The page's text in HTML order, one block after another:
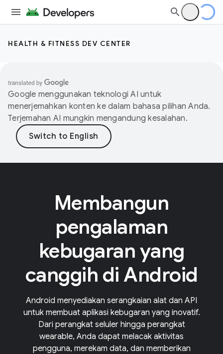
HEALTH & FITNESS DEV CENTER
Google menggunakan teknologi AI untuk
menerjemahkan konten ke dalam bahasa pilihan Anda.
Terjemahan AI mungkin mengandung kesalahan.
Membangun
pengalaman
kebugaran yang
canggih di Android
Android menyediakan serangkaian alat dan API
untuk membuat aplikasi kebugaran yang inovatif.
Dari perangkat seluler hingga perangkat
wearable, Anda dapat melacak aktivitas
pengguna, merekam data, dan memberikan